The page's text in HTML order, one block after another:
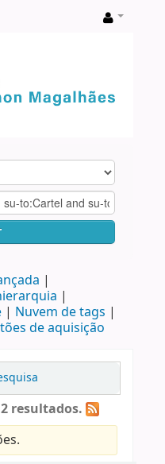
Nuvem de tags
de aquisição
resultados.